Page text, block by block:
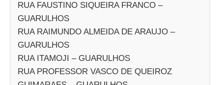
RUA FAUSTINO SIQUEIRA FRANCO –
GUARULHOS
RUA RAIMUNDO ALMEIDA DE ARAUJO –
GUARULHOS
RUA ITAMOJI – GUARULHOS
RUA PROFESSOR VASCO DE QUEIROZ